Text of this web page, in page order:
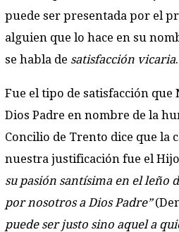
puede ser presentada por el
alguien que lo hace en su
se habla de satisfacción vicaria.
Fue el tipo de satisfacción que
Dios Padre en nombre de la
Concilio de Trento dice que la
nuestra justificación fue el
su pasión santísima en el leño
por nosotros a Dios Padre”
puede ser justo sino aquel a